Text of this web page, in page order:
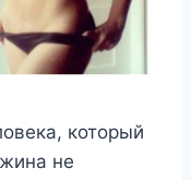
который
не